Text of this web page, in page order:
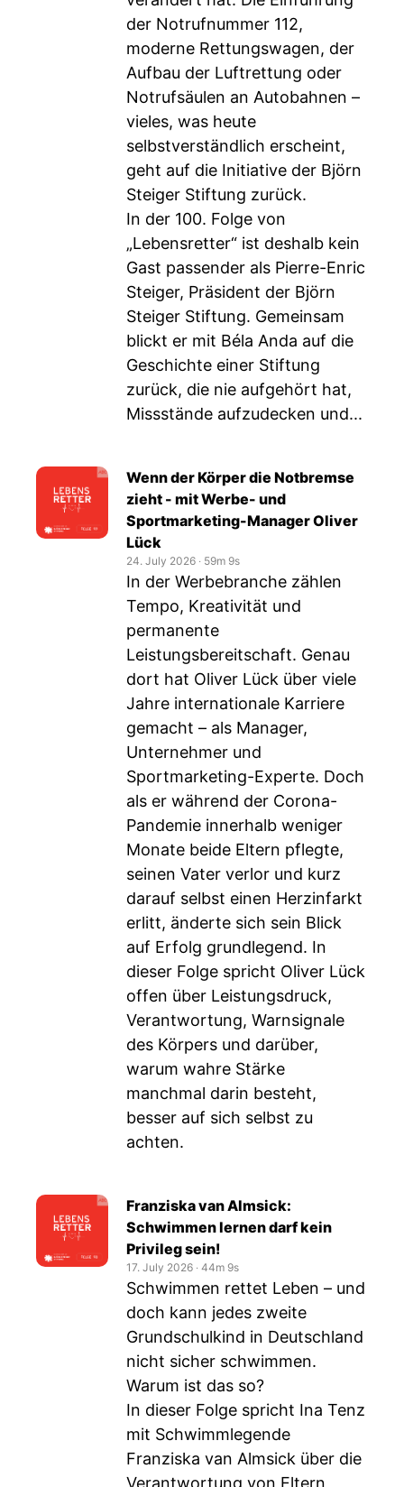
der Notrufnummer 112,
moderne Rettungswagen, der
Aufbau der Luftrettung oder
Notrufsäulen an Autobahnen –
vieles, was heute
selbstverständlich erscheint,
geht auf die Initiative der Björn
Steiger Stiftung zurück.
In der 100. Folge von
„Lebensretter“ ist deshalb kein
Gast passender als Pierre-Enric
Steiger, Präsident der Björn
Steiger Stiftung. Gemeinsam
blickt er mit Béla Anda auf die
Geschichte einer Stiftung
zurück, die nie aufgehört hat,
Missstände aufzudecken und...
Wenn der Körper die Notbremse
zieht - mit Werbe- und
Sportmarketing-Manager Oliver
Lück
24. July 2026 ‧ 59m 9s
In der Werbebranche zählen
Tempo, Kreativität und
permanente
Leistungsbereitschaft. Genau
dort hat Oliver Lück über viele
Jahre internationale Karriere
gemacht – als Manager,
Unternehmer und
Sportmarketing-Experte. Doch
als er während der Corona-
Pandemie innerhalb weniger
Monate beide Eltern pflegte,
seinen Vater verlor und kurz
darauf selbst einen Herzinfarkt
erlitt, änderte sich sein Blick
auf Erfolg grundlegend. In
dieser Folge spricht Oliver Lück
offen über Leistungsdruck,
Verantwortung, Warnsignale
des Körpers und darüber,
warum wahre Stärke
manchmal darin besteht,
besser auf sich selbst zu
achten.
Franziska van Almsick:
Schwimmen lernen darf kein
Privileg sein!
17. July 2026 ‧ 44m 9s
Schwimmen rettet Leben – und
doch kann jedes zweite
Grundschulkind in Deutschland
nicht sicher schwimmen.
Warum ist das so?
In dieser Folge spricht Ina Tenz
mit Schwimmlegende
Franziska van Almsick über die
Verantwortung von Eltern,